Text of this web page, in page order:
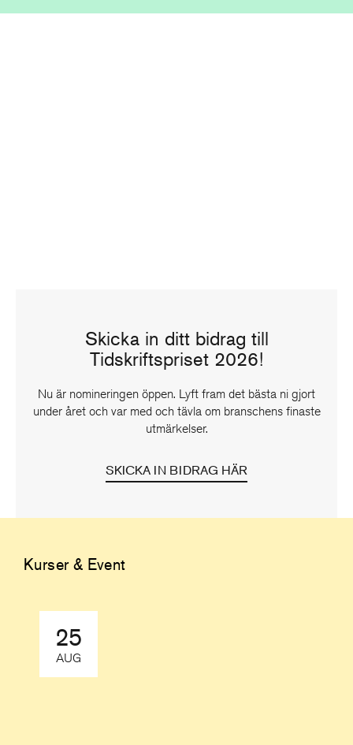
Skicka in ditt bidrag till
Tidskriftspriset 2026!
Nu är nomineringen öppen. Lyft fram det bästa ni gjort
under året och var med och tävla om branschens finaste
utmärkelser.
SKICKA IN BIDRAG HÄR
Kurser & Event
25
AUG